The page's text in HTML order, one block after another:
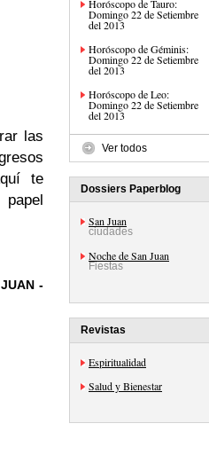
las
te
-
Horóscopo de Tauro:
Domingo 22 de Setiembre
del 2013
Horóscopo de Géminis:
Domingo 22 de Setiembre
del 2013
Horóscopo de Leo:
Domingo 22 de Setiembre
del 2013
Ver todos
Dossiers Paperblog
San Juan
ciudades
Noche de San Juan
Fiestas
Revistas
Espiritualidad
Salud y Bienestar